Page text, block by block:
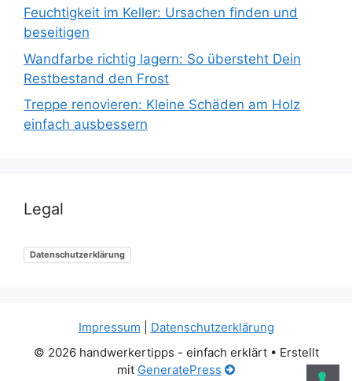
Feuchtigkeit im Keller: Ursachen finden und
beseitigen
Wandfarbe richtig lagern: So übersteht Dein
Restbestand den Frost
Treppe renovieren: Kleine Schäden am Holz
einfach ausbessern
Legal
Datenschutzerklärung
Impressum
Datenschutzerklärung
© 2026 handwerkertipps - einfach erklärt• Erstellt
mit GeneratePress